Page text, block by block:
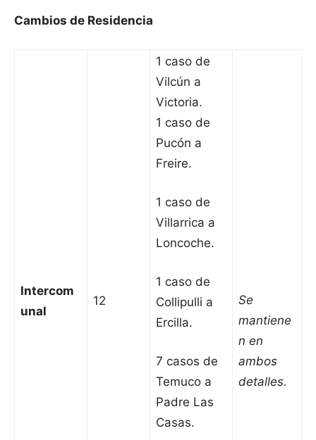
Cambios de Residencia
Intercom
unal
12
1 caso de
Vilcún a
Victoria.
1 caso de
Pucón a
Freire.
1 caso de
Villarrica a
Loncoche.
1 caso de
Collipulli a
Ercilla.
7 casos de
Temuco a
Padre Las
Casas.
Se
mantiene
n en
ambos
detalles.